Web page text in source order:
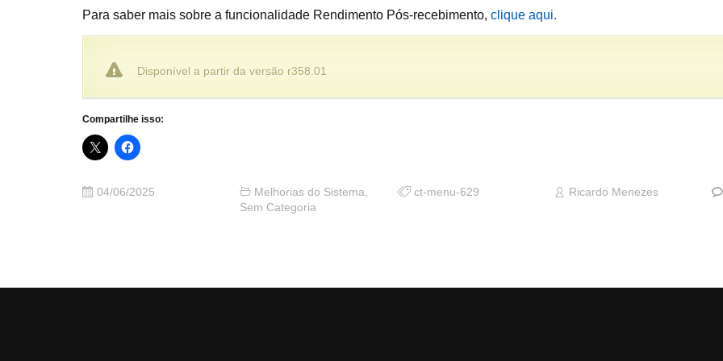
Para saber mais sobre a funcionalidade Rendimento Pós-recebimento, clique aqui.
Disponível a partir da versão r358.01
Compartilhe isso:
04/06/2025 Melhorias do Sistema,
Sem Categoria
ct-menu-629 Ricardo Menezes